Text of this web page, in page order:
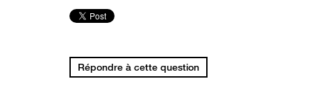
Répondre à cette question